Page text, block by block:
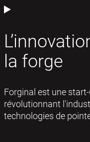
la forge
Forginal est une
révolutionnant
technologies de